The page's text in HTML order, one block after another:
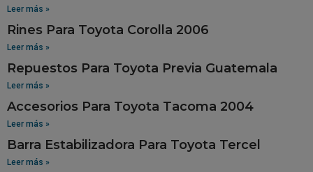
Leer más »
Rines Para Toyota Corolla 2006
Leer más »
Repuestos Para Toyota Previa Guatemala
Leer más »
Accesorios Para Toyota Tacoma 2004
Leer más »
Barra Estabilizadora Para Toyota Tercel
Leer más »